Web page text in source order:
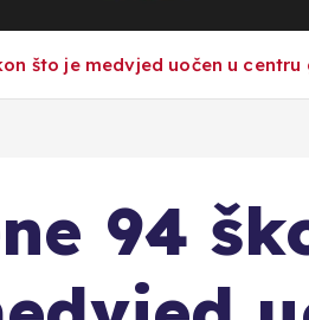
što je medvjed uočen u centru
94